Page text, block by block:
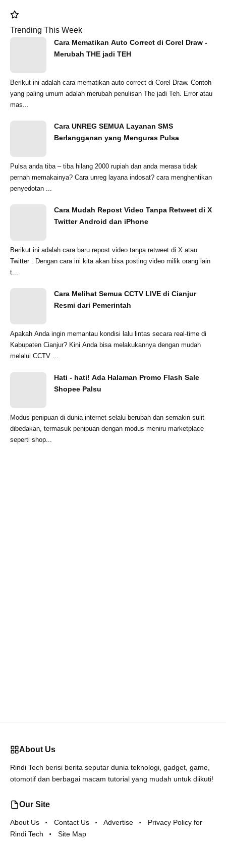
Trending This Week
Cara Mematikan Auto Correct di Corel Draw -
Merubah THE jadi TEH
Berikut ini adalah cara mematikan auto correct di Corel Draw. Contoh
yang paling umum adalah merubah penulisan The jadi Teh. Error atau
mas...
Cara UNREG SEMUA Layanan SMS
Berlangganan yang Menguras Pulsa
Pulsa anda tiba – tiba hilang 2000 rupiah dan anda merasa tidak
pernah memakainya? Cara unreg layana indosat? cara menghentikan
penyedotan ...
Cara Mudah Repost Video Tanpa Retweet di X
Twitter Android dan iPhone
Berikut ini adalah cara baru repost video tanpa retweet di X atau
Twitter . Dengan cara ini kita akan bisa posting video milik orang lain
t...
Cara Melihat Semua CCTV LIVE di Cianjur
Resmi dari Pemerintah
Apakah Anda ingin memantau kondisi lalu lintas secara real-time di
Kabupaten Cianjur? Kini Anda bisa melakukannya dengan mudah
melalui CCTV ...
Hati - hati! Ada Halaman Promo Flash Sale
Shopee Palsu
Modus penipuan di dunia internet selalu berubah dan semakin sulit
dibedakan, termasuk penipuan dengan modus meniru marketplace
seperti shop...
About Us
Rindi Tech berisi berita seputar dunia teknologi, gadget, game,
otomotif dan berbagai macam tutorial yang mudah untuk diikuti!
Our Site
About Us Contact Us Advertise
Privacy Policy for
Rindi Tech
Site Map